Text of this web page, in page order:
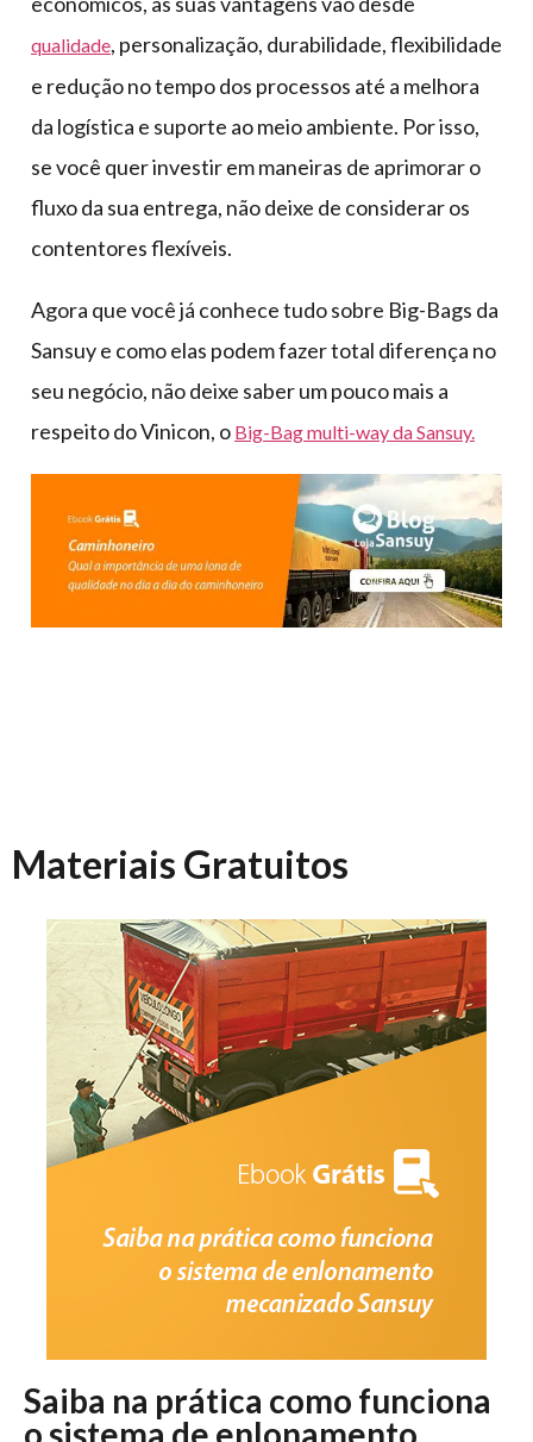
qualidade, personalização, durabilidade, flexibilidade
e redução no tempo dos processos até a melhora
da logística e suporte ao meio ambiente. Por isso,
se você quer investir em maneiras de aprimorar o
fluxo da sua entrega, não deixe de considerar os
contentores flexíveis.
Agora que você já conhece tudo sobre Big-Bags da
Sansuy e como elas podem fazer total diferença no
seu negócio, não deixe saber um pouco mais a
respeito do Vinicon, o Big-Bag multi-way da Sansuy.
Materiais Gratuitos
Saiba na prática como funciona
o sistema de enlonamento